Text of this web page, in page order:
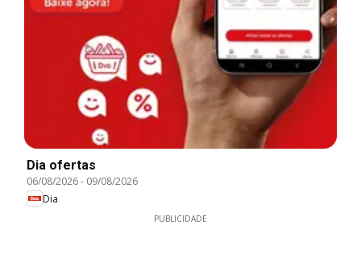
Dia ofertas
06/08/2026- 09/08/2026
Dia
PUBLICIDADE